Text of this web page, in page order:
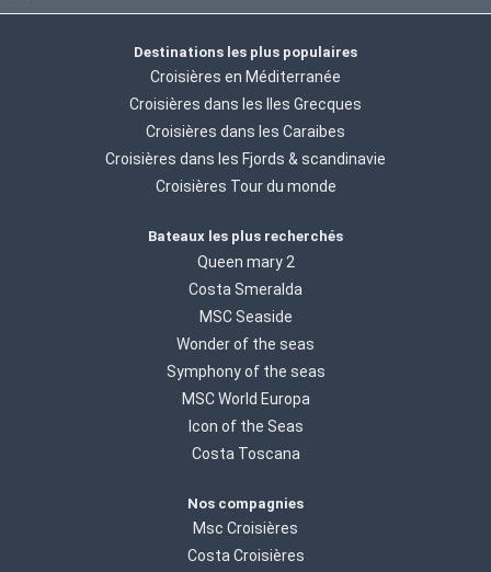
Destinations les plus populaires
Croisières en Méditerranée
Croisières dans les Iles Grecques
Croisières dans les Caraibes
Croisières dans les Fjords & scandinavie
Croisières Tour du monde
Bateaux les plus recherchés
Queen mary 2
Costa Smeralda
MSC Seaside
Wonder of the seas
Symphony of the seas
MSC World Europa
Icon of the Seas
Costa Toscana
Nos compagnies
Msc Croisières
Costa Croisières